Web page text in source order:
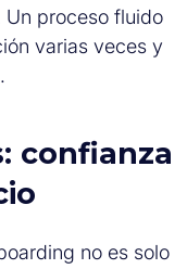
proceso fluido
varias veces y
confianza
no es solo